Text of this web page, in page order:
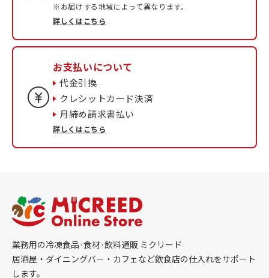
※お届けする地域によって異なります。
詳しくはこちら
お支払いについて
代金引換
クレシットカード決済
月締め請求書払い
詳しくはこちら
業務用の冷凍食品·食材·飲料通販 ミクリード
居酒屋・ダイニングバー・カフェなど飲食店の仕入れをサポート
します。